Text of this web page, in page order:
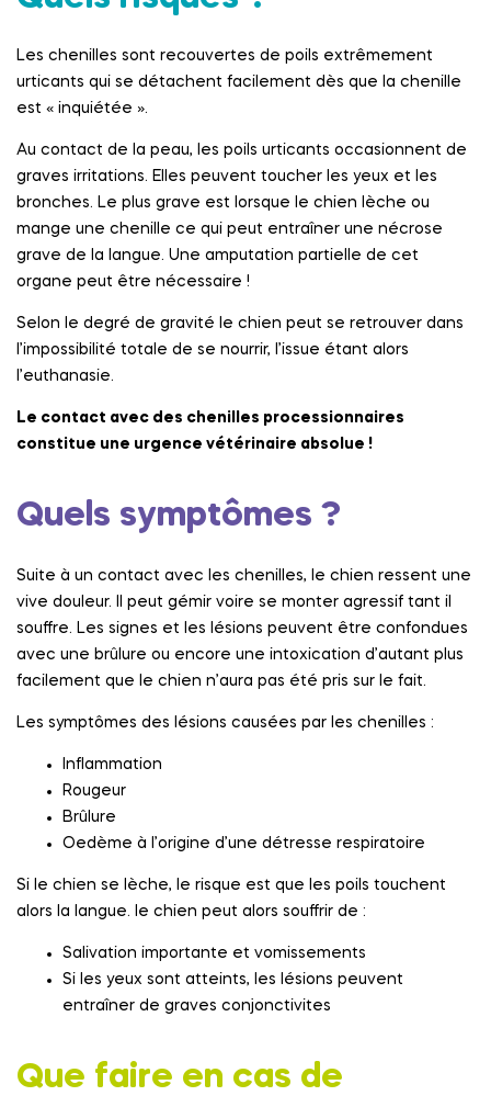
Les chenilles sont recouvertes de poils extrêmement
urticants qui se détachent facilement dès que la chenille
est « inquiétée ».
Au contact de la peau, les poils urticants occasionnent de
graves irritations. Elles peuvent toucher les yeux et les
bronches. Le plus grave est lorsque le chien lèche ou
mange une chenille ce qui peut entraîner une nécrose
grave de la langue. Une amputation partielle de cet
organe peut être nécessaire !
Selon le degré de gravité le chien peut se retrouver dans
l’impossibilité totale de se nourrir, l’issue étant alors
l’euthanasie.
Le contact avec des chenilles processionnaires
constitue une urgence vétérinaire absolue !
Quels symptômes ?
Suite à un contact avec les chenilles, le chien ressent une
vive douleur. Il peut gémir voire se monter agressif tant il
souffre. Les signes et les lésions peuvent être confondues
avec une brûlure ou encore une intoxication d’autant plus
facilement que le chien n’aura pas été pris sur le fait.
Les symptômes des lésions causées par les chenilles :
Inflammation
Rougeur
Brûlure
Oedème à l’origine d’une détresse respiratoire
Si le chien se lèche, le risque est que les poils touchent
alors la langue. le chien peut alors souffrir de :
Salivation importante et vomissements
Si les yeux sont atteints, les lésions peuvent
entraîner de graves conjonctivites
Que faire en cas de